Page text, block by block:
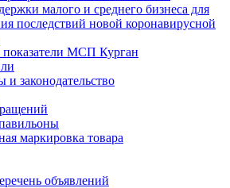
малого и среднего бизнеса для
последствий новой коронавирусной
МСП Курган
и законодательство
маркировка товара
объявлений